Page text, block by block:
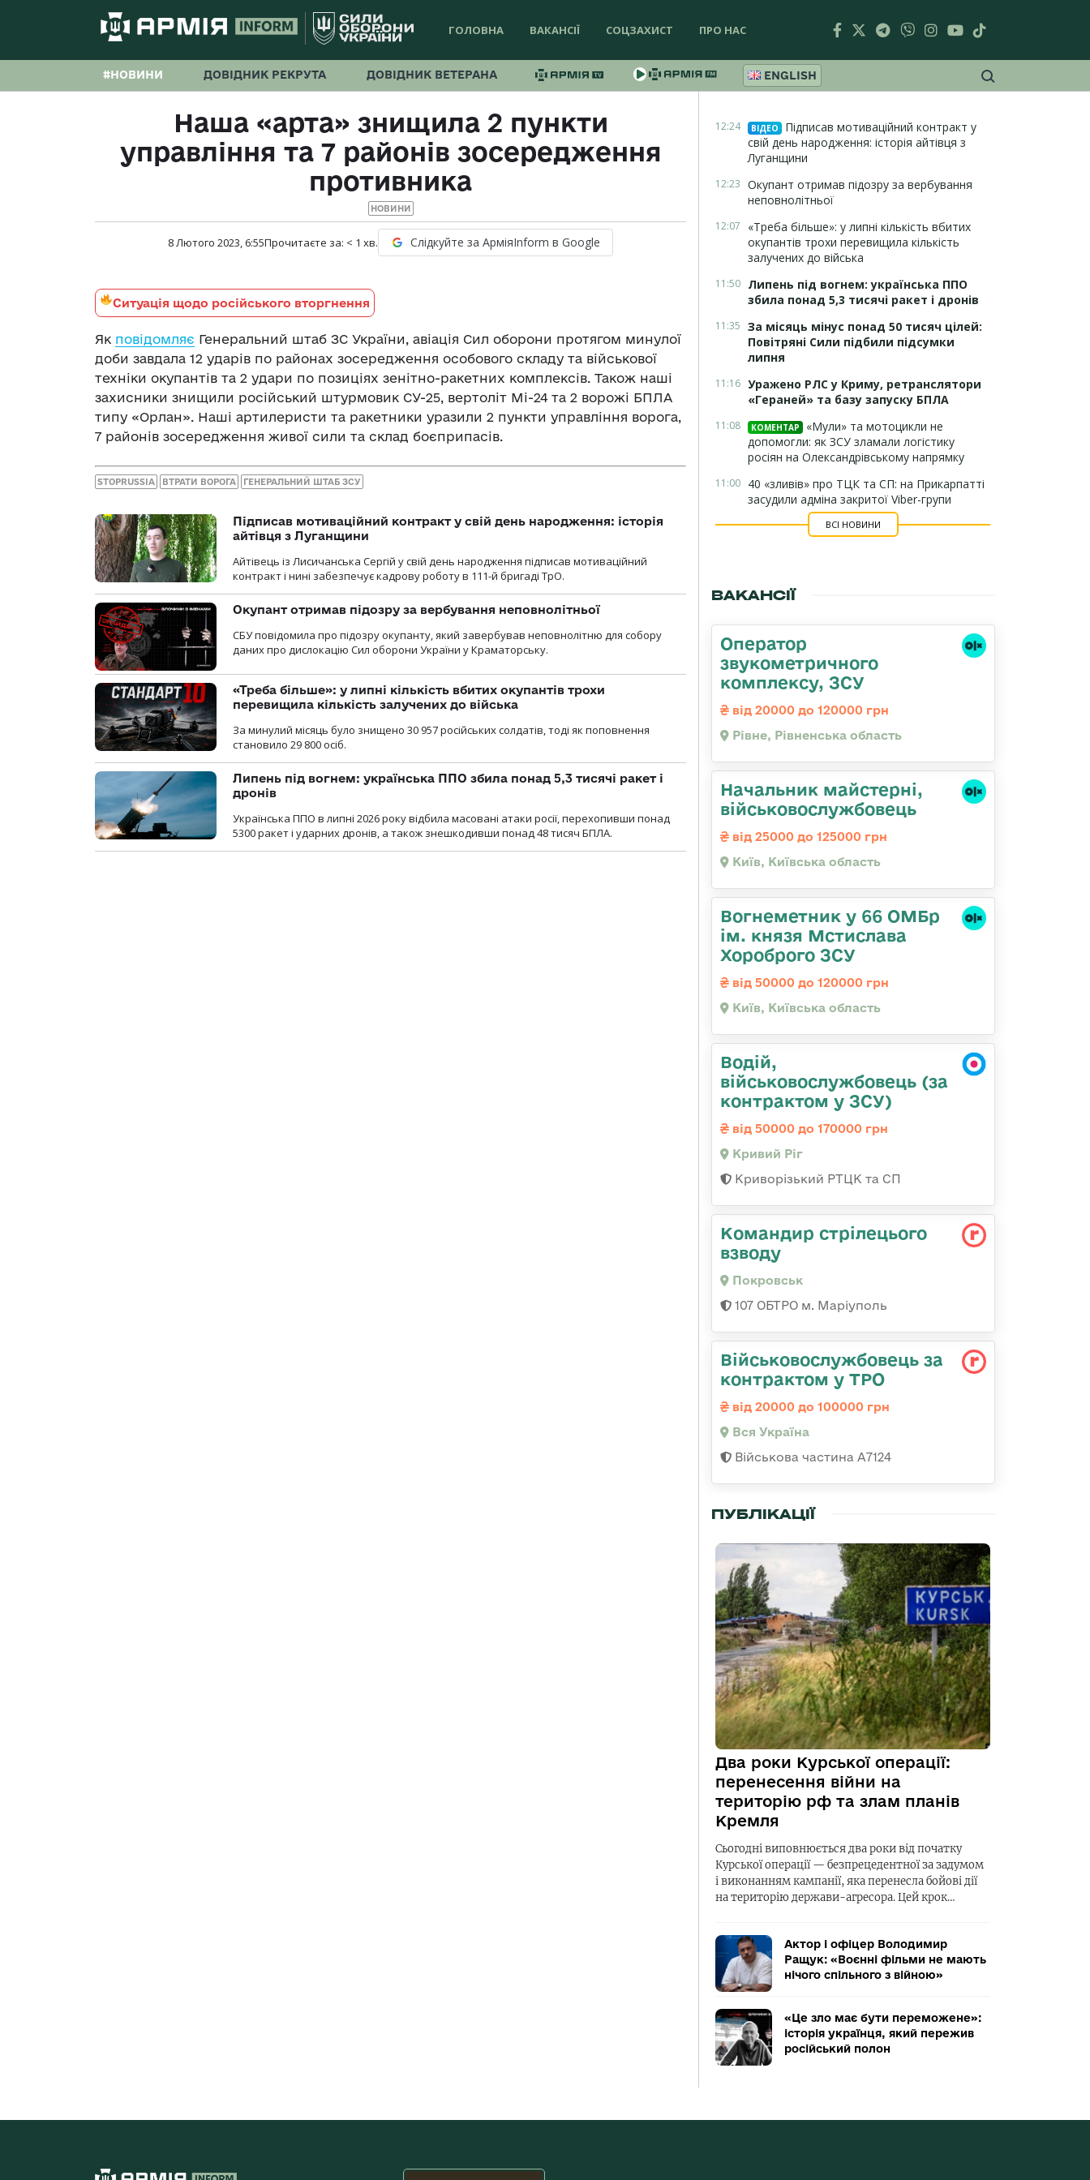
ГОЛОВНА ВАКАНСІЇ СОЦЗАХИСТ ПРО НАС
#НОВИНИ ДОВІДНИК РЕКРУТА ДОВІДНИК ВЕТЕРАНА ENGLISH
Наша «арта» знищила 2 пункти
управління та 7 районів зосередження
противника
НОВИНИ
8 Лютого 2023, 6:55Прочитаєте за: < 1 хв. Слідкуйте за АрміяInform в Google
Ситуація щодо російського вторгнення
Як повідомляє Генеральний штаб ЗС України, авіація Сил оборони протягом минулої
доби завдала 12 ударів по районах зосередження особового складу та військової
техніки окупантів та 2 удари по позиціях зенітно-ракетних комплексів. Також наші
захисники знищили російський штурмовик СУ-25, вертоліт Мі-24 та 2 ворожі БПЛА
типу «Орлан». Наші артилеристи та ракетники уразили 2 пункти управління ворога,
7 районів зосередження живої сили та склад боєприпасів.
STOPRUSSIA ВТРАТИ ВОРОГА ГЕНЕРАЛЬНИЙ ШТАБ ЗСУ
Підписав мотиваційний контракт у свій день народження: історія
айтівця з Луганщини
Айтівець із Лисичанська Сергій у свій день народження підписав мотиваційний
контракт і нині забезпечує кадрову роботу в 111-й бригаді ТрО.
Окупант отримав підозру за вербування неповнолітньої
СБУ повідомила про підозру окупанту, який завербував неповнолітню для собору
даних про дислокацію Сил оборони України у Краматорську.
«Треба більше»: у липні кількість вбитих окупантів трохи
перевищила кількість залучених до війська
За минулий місяць було знищено 30 957 російських солдатів, тоді як поповнення
становило 29 800 осіб.
Липень під вогнем: українська ППО збила понад 5,3 тисячі ракет і
дронів
Українська ППО в липні 2026 року відбила масовані атаки росії, перехопивши понад
5300 ракет і ударних дронів, а також знешкодивши понад 48 тисяч БПЛА.
12:24 ВІДЕО
Підписав мотиваційний контракт у
свій день народження: історія айтівця з
Луганщини
12:23 Окупант отримав підозру за вербування
неповнолітньої
12:07
«Треба більше»: у липні кількість вбитих
окупантів трохи перевищила кількість
залучених до війська
11:50 Липень під вогнем: українська ППО
збила понад 5,3 тисячі ракет і дронів
11:35 За місяць мінус понад 50 тисяч цілей:
Повітряні Сили підбили підсумки
липня
11:16 Уражено РЛС у Криму, ретранслятори
«Гераней» та базу запуску БПЛА
11:08 КОМЕНТАР
«Мули» та мотоцикли не
допомогли: як ЗСУ зламали логістику
росіян на Олександрівському напрямку
11:00 40 «зливів» про ТЦК та СП: на Прикарпатті
засудили адміна закритої Viber-групи
ВСІ НОВИНИ
ВАКАНСІЇ
Оператор
звукометричного
комплексу, ЗСУ
від 20000 до 120000 грн
Рівне, Рівненська область
Начальник майстерні,
військовослужбовець
від 25000 до 125000 грн
Київ, Київська область
Вогнеметник у 66 ОМБр
ім. князя Мстислава
Хороброго ЗСУ
від 50000 до 120000 грн
Київ, Київська область
Водій,
військовослужбовець (за
контрактом у ЗСУ)
від 50000 до 170000 грн
Кривий Ріг
Криворізький РТЦК та СП
Командир стрілецього
взводу
Покровськ
107 ОБТРО м. Маріуполь
Військовослужбовець за
контрактом у ТРО
від 20000 до 100000 грн
Вся Україна
Військова частина А7124
ПУБЛІКАЦІЇ
Два роки Курської операції:
перенесення війни на
територію рф та злам планів
Кремля
Сьогодні виповнюється два роки від початку
Курської операції — безпрецедентної за задумом
і виконанням кампанії, яка перенесла бойові дії
на територію держави-агресора. Цей крок…
Актор і офіцер Володимир
Ращук: «Воєнні фільми не мають
нічого спільного з війною»
«Це зло має бути переможене»:
історія українця, який пережив
російський полон